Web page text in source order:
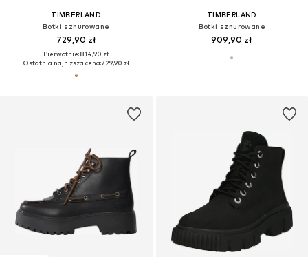
TIMBERLAND
Botki sznurowane
729,90 zł
Pierwotnie: 814,90 zł
Ostatnia najniższa cena:729,90 zł
TIMBERLAND
Botki sznurowane
909,90 zł